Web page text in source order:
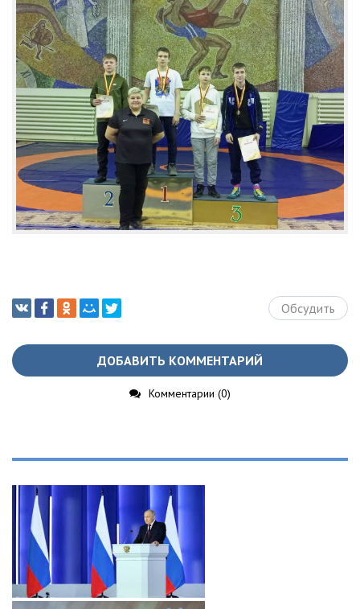
Обсудить
ДОБАВИТЬ КОММЕНТАРИЙ
Комментарии (0)